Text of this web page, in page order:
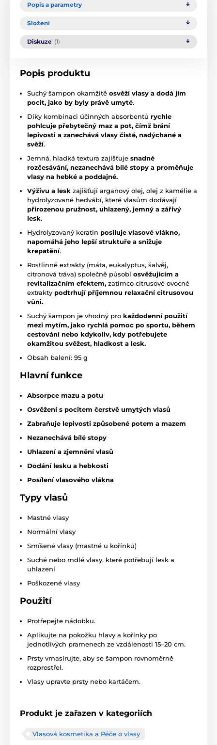
Popis a parametry
Složení
Diskuze (1)
Popis produktu
Suchý šampon okamžitě osvěží vlasy a dodá jim
pocit, jako by byly právě umyté.
Díky kombinaci účinných absorbentů rychle
pohlcuje přebytečný maz a pot, čímž brání
lepivosti a zanechává vlasy čisté, nadýchané a
svěží.
Jemná, hladká textura zajišťuje snadné
rozčesávání, nezanechává bílé stopy a proměňuje
vlasy na hebké a poddajné.
Výživu a lesk zajišťují arganový olej, olej z kamélie a
hydrolyzované hedvábí, které vlasům dodávají
přirozenou pružnost, uhlazený, jemný a zářivý
lesk.
Hydrolyzovaný keratin posiluje vlasové vlákno,
napomáhá jeho lepší struktuře a snižuje
krepatění.
Rostlinné extrakty (máta, eukalyptus, šalvěj,
citronová tráva) společně působí osvěžujícím a
revitalizačním efektem, zatímco citrusové ovocné
extrakty podtrhují příjemnou relaxační citrusovou
vůni.
Suchý šampon je vhodný pro každodenní použití
mezi mytím, jako rychlá pomoc po sportu, během
cestování nebo kdykoliv, kdy potřebujete
okamžitou svěžest, hladkost a lesk.
Obsah balení: 95 g
Hlavní funkce
Absorpce mazu a potu
Osvěžení s pocitem čerstvě umytých vlasů
Zabraňuje lepivosti způsobené potem a mazem
Nezanechává bílé stopy
Uhlazení a zjemnění vlasů
Dodání lesku a hebkosti
Posílení vlasového vlákna
Typy vlasů
Mastné vlasy
Normální vlasy
Smíšené vlasy (mastné u kořínků)
Suché nebo mdlé vlasy, které potřebují lesk a
uhlazení
Poškozené vlasy
Použití
Protřepejte nádobku.
Aplikujte na pokožku hlavy a kořínky po
jednotlivých pramenech ze vzdálenosti 15–20 cm.
Prsty vmasírujte, aby se šampon rovnoměrně
rozprostřel.
Vlasy upravte prsty nebo kartáčem.
Produkt je zařazen v kategoriích
Vlasová kosmetika a Péče o vlasy